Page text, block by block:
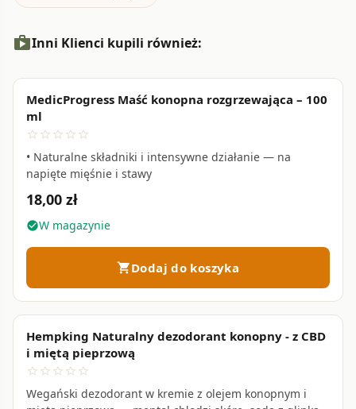
shopping_bag
Inni Klienci kupili również:
favorite_border
MedicProgress Maść konopna rozgrzewająca – 100
ml
star_border star_border star_border star_border star_border
• Naturalne składniki i intensywne działanie — na
napięte mięśnie i stawy
18,00 zł
check_circleW magazynie
shopping_cartDodaj do koszyka
favorite_border
Hempking Naturalny dezodorant konopny - z CBD
i miętą pieprzową
star_border star_border star_border star_border star_border
Wegański dezodorant w kremie z olejem konopnym i